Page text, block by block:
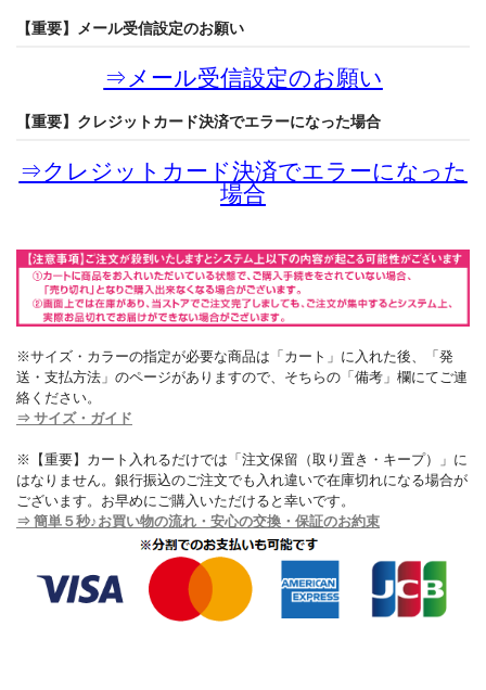
【重要】メール受信設定のお願い
⇒メール受信設定のお願い
【重要】クレジットカード決済でエラーになった場合
⇒クレジットカード決済でエラーになった
場合
※サイズ・カラーの指定が必要な商品は「カート」に入れた後、「発
送・支払方法」のページがありますので、そちらの「備考」欄にてご連
絡ください。
⇒ サイズ・ガイド
※【重要】カート入れるだけでは「注文保留（取り置き・キープ）」に
はなりません。銀行振込のご注文でも入れ違いで在庫切れになる場合が
ございます。お早めにご購入いただけると幸いです。
⇒ 簡単５秒♪お買い物の流れ・安心の交換・保証のお約束